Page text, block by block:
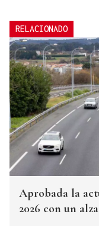
RELACIONADO
Aprobada la
2026 con un